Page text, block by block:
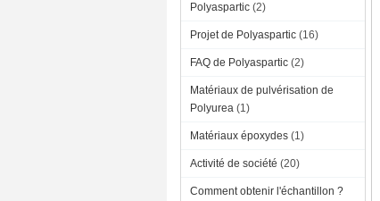
Polyaspartic (2)
Projet de Polyaspartic (16)
FAQ de Polyaspartic (2)
Matériaux de pulvérisation de
Polyurea (1)
Matériaux époxydes (1)
Activité de société (20)
Comment obtenir l'échantillon ?